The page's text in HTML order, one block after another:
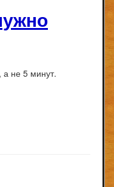
а не 5 минут.